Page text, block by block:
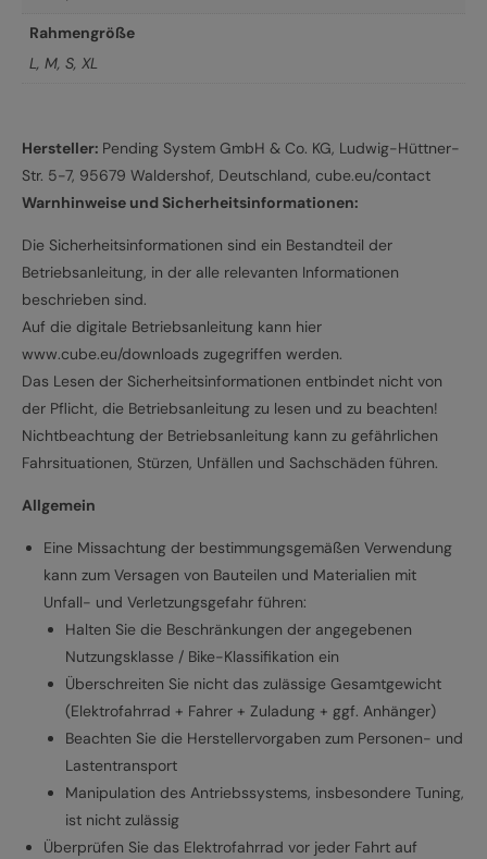
Rahmengröße
L, M, S, XL
Hersteller: Pending System GmbH & Co. KG, Ludwig-Hüttner-
Str. 5-7, 95679 Waldershof, Deutschland, cube.eu/contact
Warnhinweise und Sicherheitsinformationen:
Die Sicherheitsinformationen sind ein Bestandteil der
Betriebsanleitung, in der alle relevanten Informationen
beschrieben sind.
Auf die digitale Betriebsanleitung kann hier
www.cube.eu/downloads zugegriffen werden.
Das Lesen der Sicherheitsinformationen entbindet nicht von
der Pflicht, die Betriebsanleitung zu lesen und zu beachten!
Nichtbeachtung der Betriebsanleitung kann zu gefährlichen
Fahrsituationen, Stürzen, Unfällen und Sachschäden führen.
Allgemein
Eine Missachtung der bestimmungsgemäßen Verwendung
kann zum Versagen von Bauteilen und Materialien mit
Unfall- und Verletzungsgefahr führen:
Halten Sie die Beschränkungen der angegebenen
Nutzungsklasse / Bike-Klassifikation ein
Überschreiten Sie nicht das zulässige Gesamtgewicht
(Elektrofahrrad + Fahrer + Zuladung + ggf. Anhänger)
Beachten Sie die Herstellervorgaben zum Personen- und
Lastentransport
Manipulation des Antriebssystems, insbesondere Tuning,
ist nicht zulässig
Überprüfen Sie das Elektrofahrrad vor jeder Fahrt auf